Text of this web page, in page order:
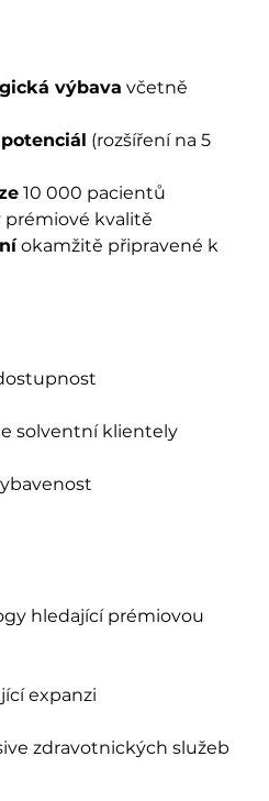
výbava včetně
(rozšíření na 5
10 000 pacientů
prémiové kvalitě
okamžitě připravené k
solventní klientely
hledající prémiovou
expanzi
zdravotnických služeb